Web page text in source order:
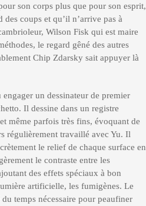
son corps plus que pour son esprit,
coups et qu’il n’arrive pas à
Wilson Fisk qui est maire
le regard gêné des autres
Chip Zdarsky sait appuyer là
un dessinateur de premier
Il dessine dans un registre
même parfois très fins, évoquant de
régulièrement travaillé avec Yu. Il
le relief de chaque surface en
le contraste entre les
des effets spéciaux à bon
artificielle, les fumigènes. Le
temps nécessaire pour peaufiner